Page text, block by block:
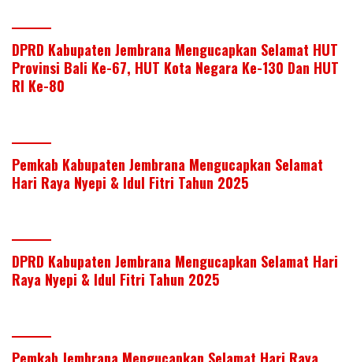
DPRD Kabupaten Jembrana Mengucapkan Selamat HUT
Provinsi Bali Ke-67, HUT Kota Negara Ke-130 Dan HUT
RI Ke-80
Pemkab Kabupaten Jembrana Mengucapkan Selamat
Hari Raya Nyepi & Idul Fitri Tahun 2025
DPRD Kabupaten Jembrana Mengucapkan Selamat Hari
Raya Nyepi & Idul Fitri Tahun 2025
Pemkab Jembrana Mengucapkan Selamat Hari Raya